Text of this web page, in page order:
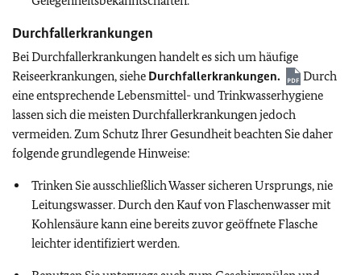
Durchfallerkrankungen
Bei Durchfallerkrankungen handelt es sich um häufige
Reiseerkrankungen, siehe Durchfallerkrankungen.
Durch
eine entsprechende Lebensmittel- und Trinkwasserhygiene
lassen sich die meisten Durchfallerkrankungen jedoch
vermeiden. Zum Schutz Ihrer Gesundheit beachten Sie daher
folgende grundlegende Hinweise:
Trinken Sie ausschließlich Wasser sicheren Ursprungs, nie
Leitungswasser. Durch den Kauf von Flaschenwasser mit
Kohlensäure kann eine bereits zuvor geöffnete Flasche
leichter identifiziert werden.